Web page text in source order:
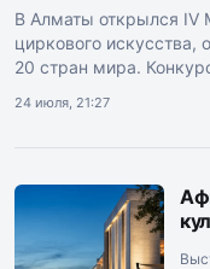
В Алматы открылся IV
циркового искусства,
20 стран мира.
24 июля, 21:27